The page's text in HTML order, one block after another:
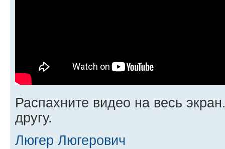
Распахните видео на весь
другу.
Люгер Люгерович